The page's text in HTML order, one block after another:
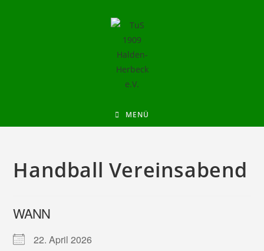
MENÜ
Handball Vereinsabend
WANN
22. April 2026